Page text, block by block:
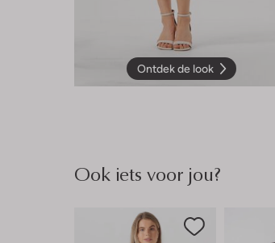
Ontdek de look
Ook iets voor jou?